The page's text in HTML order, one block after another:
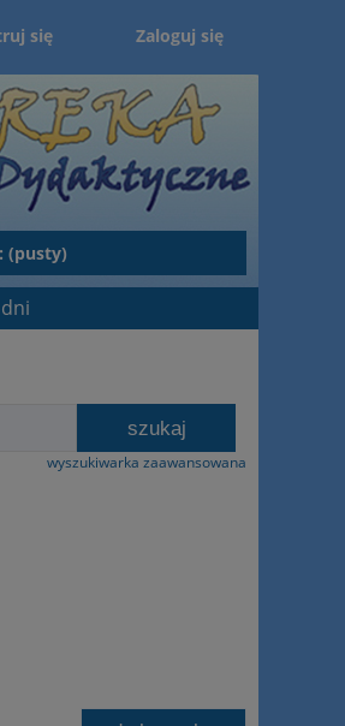
się Zaloguj się
(pusty)
szukaj
wyszukiwarka zaawansowana